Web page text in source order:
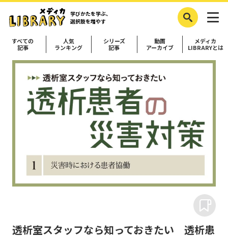
学びかたを学ぶ、
選択肢を増やす
すべての
記事
人気
ランキング
シリーズ
記事
動画
アーカイブ
メディカ
LIBRARYとは
透析室スタッフなら知っておきたい 透析患